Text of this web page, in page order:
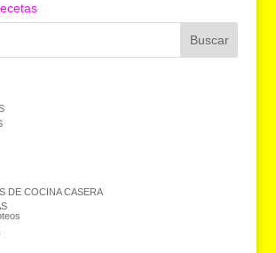
DE COCINA CASERA